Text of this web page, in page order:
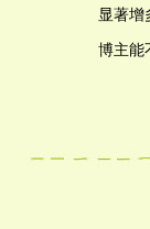
显著增
博主能